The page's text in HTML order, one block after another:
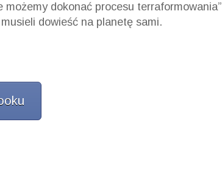
możemy dokonać procesu terraformowania”
dowieść na planetę sami.